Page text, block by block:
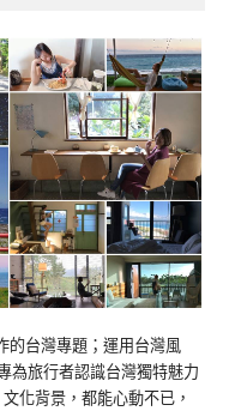
的台灣專題；運用台灣風
為旅行者認識台灣獨特魅力
化背景，都能心動不已，